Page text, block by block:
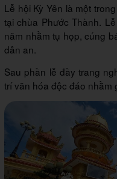
Lễ hội Kỳ Yên là một
tại chùa Phước Thành.
năm nhằm tụ họp, cúng
dân an.
Sau phần lễ đầy trang
trí văn hóa độc đáo nhằm